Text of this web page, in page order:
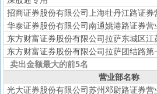
招商证券股份有限公司上海牡丹江路证券
华泰证券股份有限公司南通姚港路证券营
东方财富证券股份有限公司拉萨东城区
东方财富证券股份有限公司拉萨团结路第
卖出金额最大的前5名
营业部名称
光大证券股份有限公司苏州邓尉路证券营